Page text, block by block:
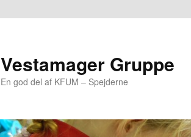
Vestamager Gruppe
En god del af KFUM – Spejderne